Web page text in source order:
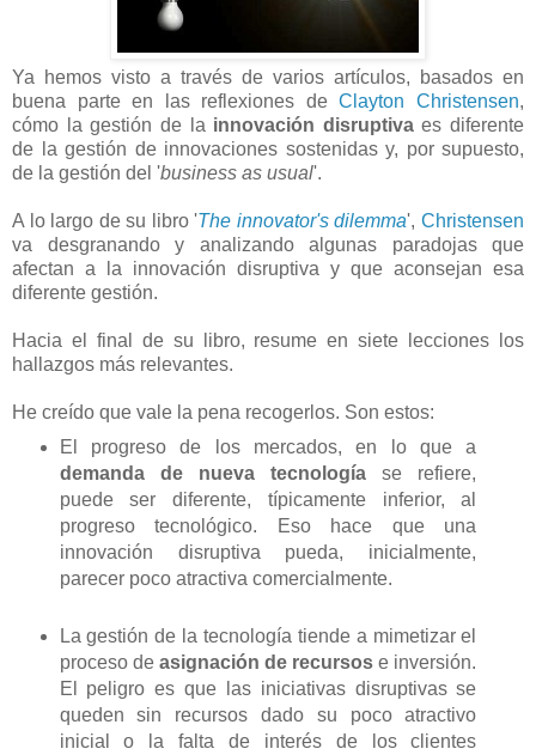
Ya hemos visto a través de varios artículos, basados en
buena parte en las reflexiones deClayton Christensen,
cómo la gestión de la innovación disruptivaes diferente
de la gestión de innovaciones sostenidas y, por supuesto,
de la gestión del 'business as usual'.
A lo largo de su libro 'The innovator's dilemma',Christensen
va desgranando y analizando algunas paradojas que
afectan a la innovación disruptiva y que aconsejan esa
diferente gestión.
Hacia el final de su libro, resume en siete lecciones los
hallazgos más relevantes.
He creído que vale la pena recogerlos. Son estos:
El progreso de los mercados, en lo que a
demanda de nueva tecnología se refiere,
puede ser diferente, típicamente inferior, al
progreso tecnológico. Eso hace que una
innovación disruptiva pueda, inicialmente,
parecer poco atractiva comercialmente.
La gestión de la tecnología tiende a mimetizar el
proceso de asignación de recursos e inversión.
El peligro es que las iniciativas disruptivas se
queden sin recursos dado su poco atractivo
inicial o la falta de interés de los clientes